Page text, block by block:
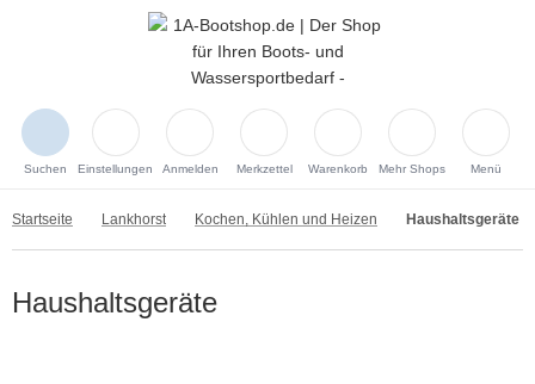
Suchen Einstellungen Anmelden Merkzettel Warenkorb Mehr Shops Menü
Startseite Lankhorst Kochen, Kühlen und Heizen Haushaltsgeräte
Haushaltsgeräte